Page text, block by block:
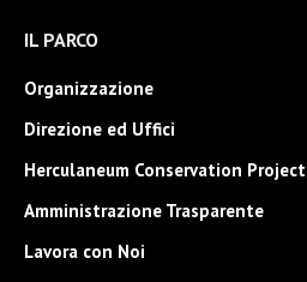
opens
in
window
opens
in
window
in
window
IL PARCO
Organizzazione
Direzione ed Uffici
Herculaneum Conservation Project
Amministrazione Trasparente
Lavora con Noi